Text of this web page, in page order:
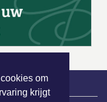
om
krijgt